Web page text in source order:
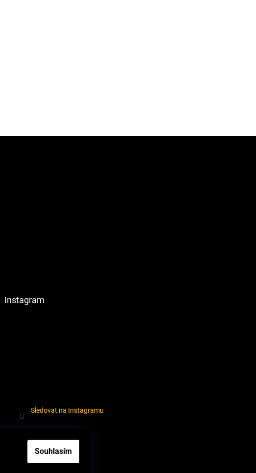
Souhlasím
Instagram
Sledovat na Instagramu
od smlouvy